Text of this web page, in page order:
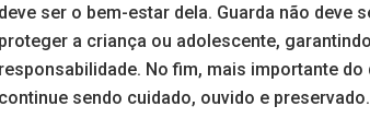
deve ser o bem-estar dela. Guarda não
proteger a criança ou adolescente,
responsabilidade. No fim, mais importante
continue sendo cuidado, ouvido e preservado.